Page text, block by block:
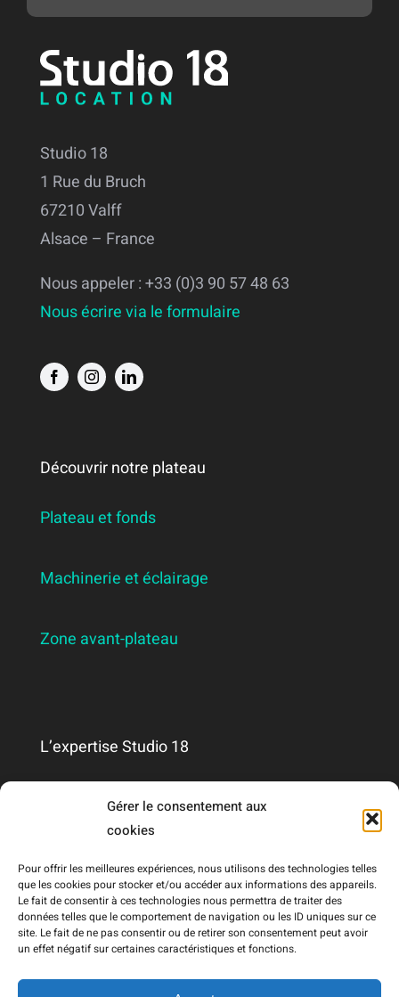
Gérer le consentement aux
cookies
Pour offrir les meilleures expériences, nous utilisons des technologies telles
que les cookies pour stocker et/ou accéder aux informations des appareils.
Le fait de consentir à ces technologies nous permettra de traiter des
données telles que le comportement de navigation ou les ID uniques sur ce
site. Le fait de ne pas consentir ou de retirer son consentement peut avoir
un effet négatif sur certaines caractéristiques et fonctions.
Studio 18
1 Rue du Bruch
67210 Valff
Alsace – France
Nous appeler : +33 (0)3 90 57 48 63
Nous écrire via le formulaire
Découvrir notre plateau
Plateau et fonds
Machinerie et éclairage
Zone avant-plateau
L’expertise Studio 18
Qui sommes-nous ?
Mentions légales
RGPD